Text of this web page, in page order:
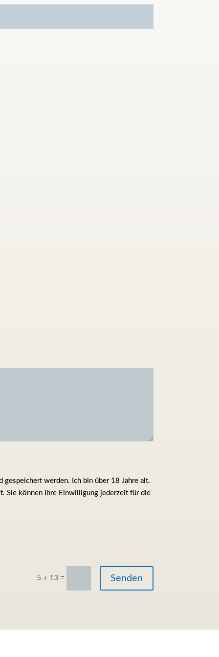
gespeichert werden. Ich bin über 18 Jahre alt.
Sie können Ihre Einwilligung jederzeit für die
5 + 13= Senden